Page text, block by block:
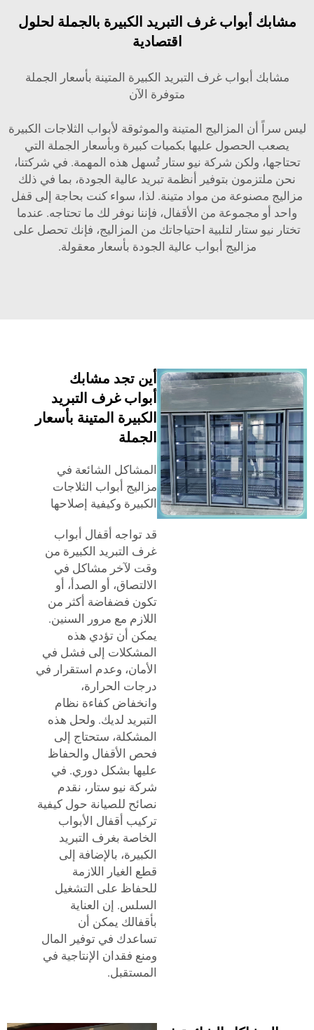
غرف التبريد الكبيرة بالجملة لحلول
غرف التبريد الكبيرة المتينة بأسعار الجملة
متوفرة الآن
المزاليج المتينة والموثوقة لأبواب الثلاجات الكبيرة
عليها بكميات كبيرة وبأسعار الجملة التي
ولكن شركة نيو ستار تُسهل هذه المهمة. في شركتنا،
بتوفير أنظمة تبريد عالية الجودة، بما في ذلك
من مواد متينة. لذا، سواء كنت بحاجة إلى قفل
من الأقفال، فإننا نوفر لك ما تحتاجه. عندما
ستار لتلبية احتياجاتك من المزاليج، فإنك تحصل على
مزاليج أبواب عالية الجودة بأسعار معقولة.
أين تجد مشابك
أبواب غرف التبريد
الكبيرة المتينة بأسعار
الجملة
المشاكل الشائعة في
مزاليج أبواب الثلاجات
الكبيرة وكيفية إصلاحها
قد تواجه أقفال أبواب
غرف التبريد الكبيرة من
وقت لآخر مشاكل في
الالتصاق، أو الصدأ، أو
تكون فضفاضة أكثر من
اللازم مع مرور السنين.
يمكن أن تؤدي هذه
المشكلات إلى فشل في
الأمان، وعدم استقرار في
درجات الحرارة،
وانخفاض كفاءة نظام
التبريد لديك. ولحل هذه
المشكلة، ستحتاج إلى
فحص الأقفال والحفاظ
عليها بشكل دوري. في
شركة نيو ستار، نقدم
نصائح للصيانة حول كيفية
تركيب أقفال الأبواب
الخاصة بغرف التبريد
الكبيرة، بالإضافة إلى
قطع الغيار اللازمة
للحفاظ على التشغيل
السلس. إن العناية
بأقفالك يمكن أن
تساعدك في توفير المال
ومنع فقدان الإنتاجية في